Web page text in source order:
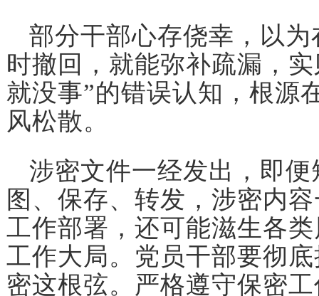
部分干部心存侥幸，以
时撤回，就能弥补疏漏，
就没事”的错误认知，根源
风松散。
涉密文件一经发出，即
图、保存、转发，涉密内
工作部署，还可能滋生各
工作大局。党员干部要彻
密这根弦。严格遵守保密